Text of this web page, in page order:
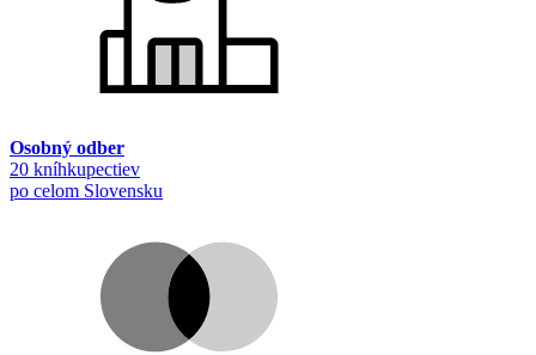
Osobný odber
20 kníhkupectiev
po celom Slovensku